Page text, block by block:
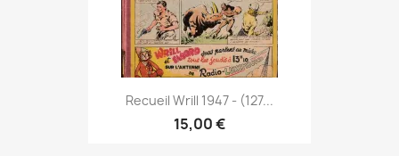
Recueil Wrill 1947 - (127...
15,00 €